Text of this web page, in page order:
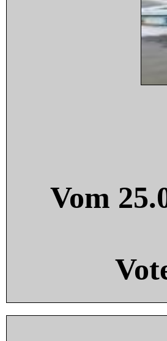
Vom